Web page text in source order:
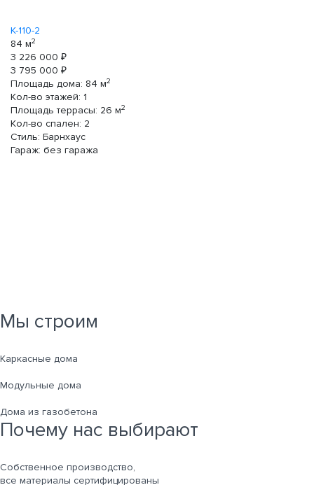
К-110-2
84 м2
3 226 000 ₽
3 795 000 ₽
Площадь дома: 84 м2
Кол-во этажей: 1
Площадь террасы: 26 м2
Кол-во спален: 2
Стиль: Барнхаус
Гараж: без гаража
Мы строим
Каркасные дома
Модульные дома
Дома из газобетона
Почему нас выбирают
Собственное производство,
все материалы сертифицированы